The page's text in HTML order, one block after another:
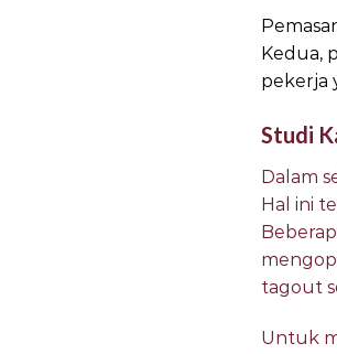
Kedua,
pekerja
Studi
Dalam
Hal ini
tagout
Untuk